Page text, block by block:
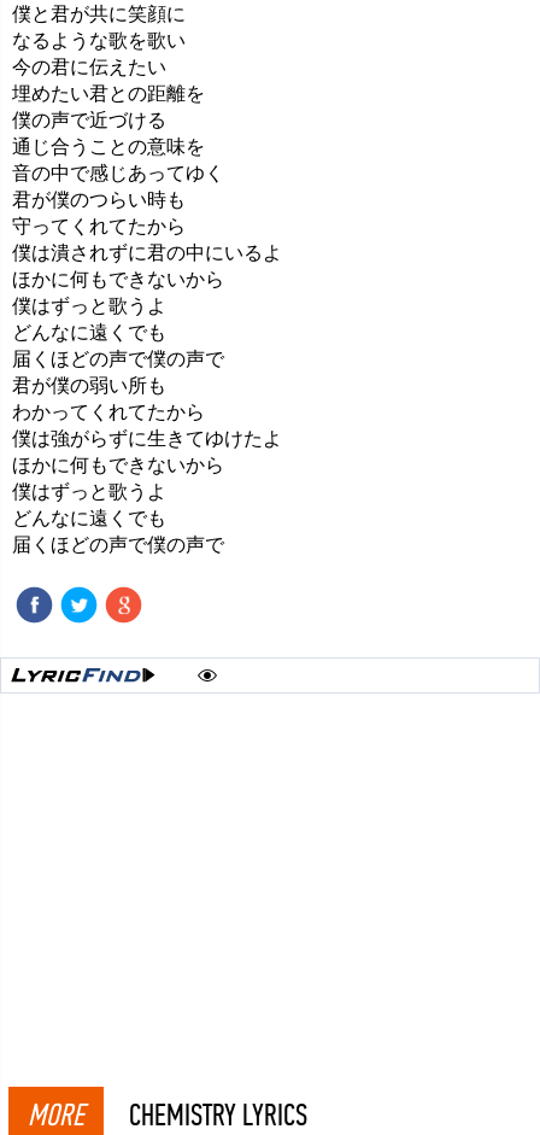
僕と君が共に笑顔に
なるような歌を歌い
今の君に伝えたい
埋めたい君との距離を
僕の声で近づける
通じ合うことの意味を
音の中で感じあってゆく
君が僕のつらい時も
守ってくれてたから
僕は潰されずに君の中にいるよ
ほかに何もできないから
僕はずっと歌うよ
どんなに遠くでも
届くほどの声で僕の声で
君が僕の弱い所も
わかってくれてたから
僕は強がらずに生きてゆけたよ
ほかに何もできないから
僕はずっと歌うよ
どんなに遠くでも
届くほどの声で僕の声で
MORE CHEMISTRY LYRICS